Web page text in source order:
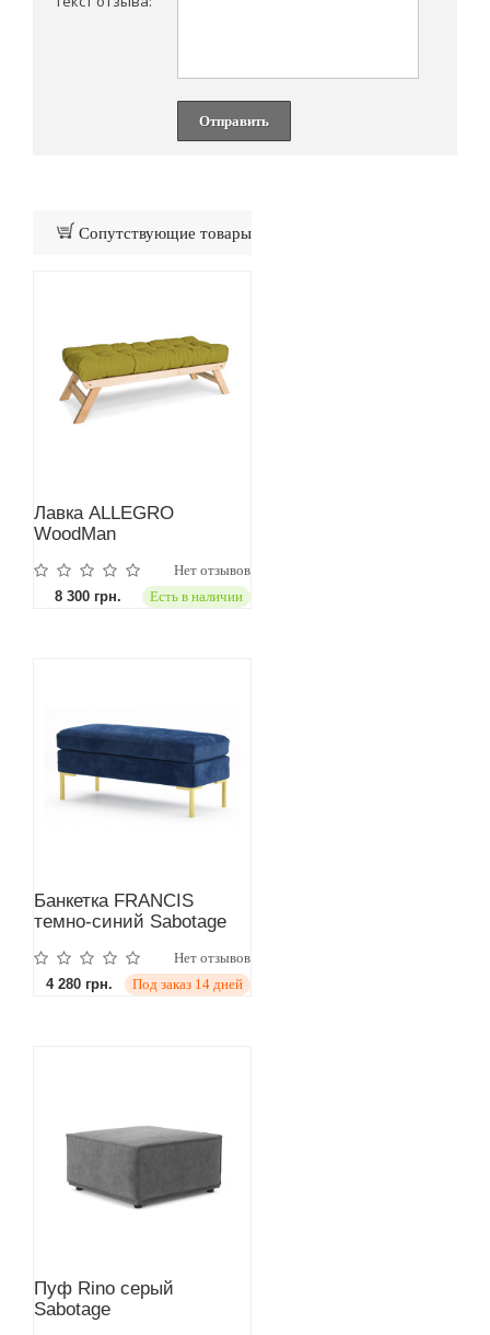
Отправить
Сопутствующие товары
Лавка ALLEGRO
WoodMan
Нет отзывов
8 300 грн.
Есть в наличии
Банкетка FRANCIS
темно-синий Sabotage
Нет отзывов
4 280 грн.
Под заказ 14 дней
Пуф Rino серый
Sabotage